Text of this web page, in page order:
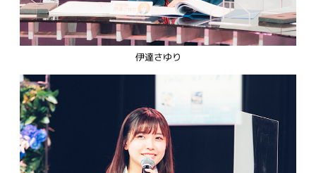
伊達さゆり